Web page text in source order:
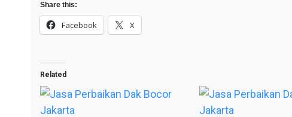
Share this:
Facebook X
Related